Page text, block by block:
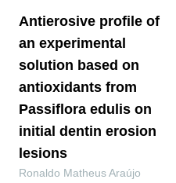
Antierosive profile of
an experimental
solution based on
antioxidants from
Passiflora edulis on
initial dentin erosion
lesions
Ronaldo Matheus Araújo